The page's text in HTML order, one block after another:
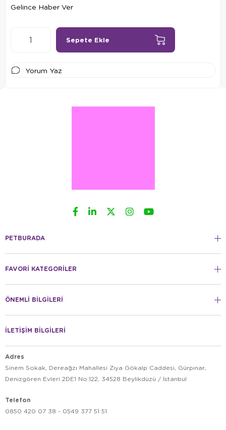
Gelince Haber Ver
Yorum Yaz
PETBURADA
FAVORİ KATEGORİLER
ÖNEMLİ BİLGİLERİ
İLETİŞİM BİLGİLERİ
Adres
Sinem Sokak, Dereağzı Mahallesi Ziya Gökalp Caddesi, Gürpınar,
Denizgören Evleri 2DE1 No:122, 34528 Beylikdüzü / İstanbul
Telefon
0850 420 07 38 - 0549 377 51 51